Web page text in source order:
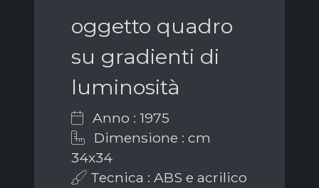
oggetto quadro
su gradienti di
luminosità
Anno : 1975
Dimensione : cm
34x34
Tecnica : ABS e acrilico